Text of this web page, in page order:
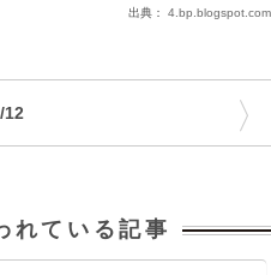
出典： 4.bp.blogspot.com
12 〉
れている記事